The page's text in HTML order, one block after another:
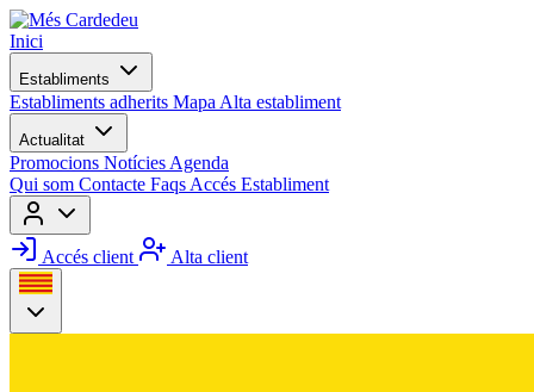
Inici
Establiments
Establiments adherits Mapa Alta establiment
Actualitat
Promocions Notícies Agenda
Qui som Contacte Faqs Accés Establiment
Accés client Alta client